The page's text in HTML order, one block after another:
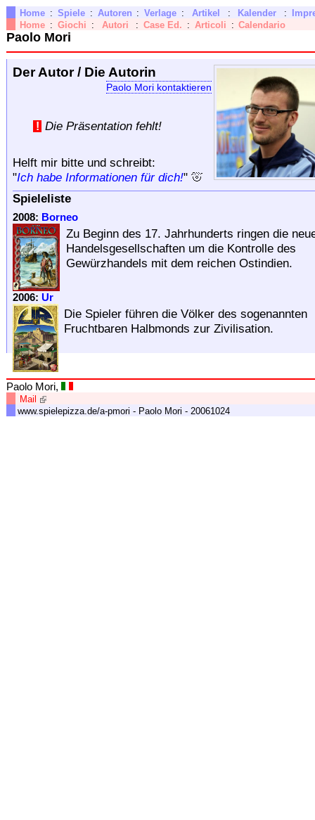
Home : Spiele : Autoren : Verlage : Artikel : Kalender :
Home : Giochi : Autori : Case Ed. : Articoli : Calendario
Paolo Mori
Der Autor / Die Autorin
Paolo Mori kontaktieren
! Die Präsentation fehlt!
Helft mir bitte und schreibt:
"Ich habe Informationen für dich!"
Spieleliste
2008: Borneo
Zu Beginn des 17. Jahrhunderts ringen die
Handelsgesellschaften um die Kontrolle des
Gewürzhandels mit dem reichen Ostindien.
2006: Ur
Die Spieler führen die Völker des sogenannten
Fruchtbaren Halbmonds zur Zivilisation.
Paolo Mori,
Mail
www.spielepizza.de/a-pmori - Paolo Mori - 20061024